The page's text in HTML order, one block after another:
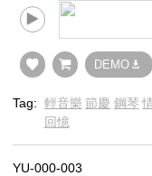
DEMO
Tag: 輕音樂 節慶 鋼琴
回憶
YU-000-003